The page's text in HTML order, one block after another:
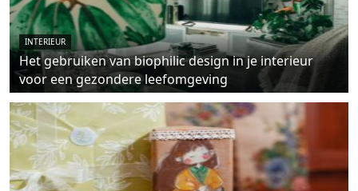
INTERIEUR
Het gebruiken van biophilic design in je interieur
voor een gezondere leefomgeving